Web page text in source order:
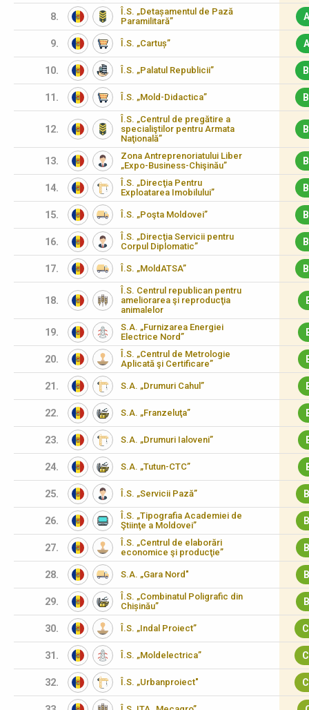
8.
Î.S. „Detașamentul de Pază
Paramilitară”
9. Î.S. „Cartuș”
10. Î.S. „Palatul Republicii”
11. Î.S. „Mold-Didactica”
12.
Î.S. „Centrul de pregătire a
specialiştilor pentru Armata
Naţională”
13.
Zona Antreprenoriatului Liber
„Expo-Business-Chişinău”
14.
Î.S. „Direcţia Pentru
Exploatarea Imobilului”
15. Î.S. „Poşta Moldovei”
16.
Î.S. „Direcţia Servicii pentru
Corpul Diplomatic”
17. Î.S. „MoldATSA”
18.
Î.S. Centrul republican pentru
ameliorarea şi reproducţia
animalelor
19.
S.A. „Furnizarea Energiei
Electrice Nord”
20.
Î.S. „Centrul de Metrologie
Aplicată şi Certificare”
21. S.A. „Drumuri Cahul”
22. S.A. „Franzeluţa”
23. S.A. „Drumuri Ialoveni”
24. S.A. „Tutun-CTC”
25. Î.S. „Servicii Pază”
26.
Î.S. „Tipografia Academiei de
Ştiinţe a Moldovei”
27.
Î.S. „Centrul de elaborări
economice şi producţie”
28. S.A. „Gara Nord"
29.
Î.S. „Combinatul Poligrafic din
Chișinău”
30. Î.S. „Indal Proiect”
31. Î.S. „Moldelectrica”
32. Î.S. „Urbanproiect"